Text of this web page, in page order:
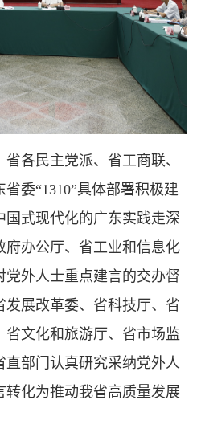
各民主党派、省工商联、
委“1310”具体部署积极建
国式现代化的广东实践走深
府办公厅、省工业和信息化
党外人士重点建言的交办督
发展改革委、省科技厅、省
省文化和旅游厅、省市场监
直部门认真研究采纳党外人
转化为推动我省高质量发展